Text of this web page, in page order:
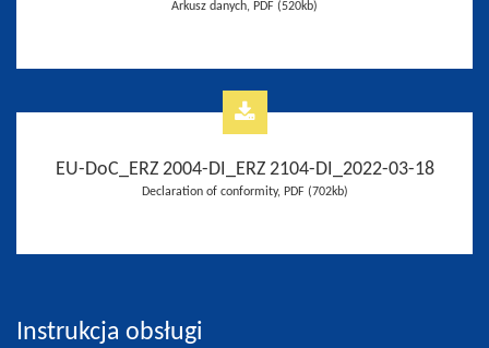
Arkusz danych, PDF (520kb)
EU-DoC_ERZ 2004-DI_ERZ 2104-DI_2022-03-18
Declaration of conformity, PDF (702kb)
Instrukcja obsługi